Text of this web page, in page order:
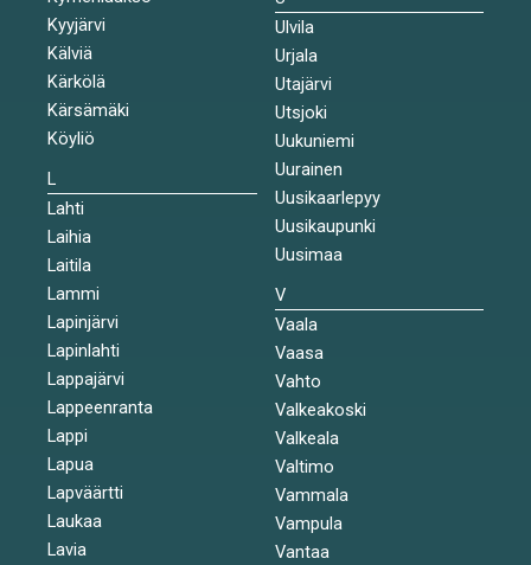
Kyyjärvi
Kälviä
Kärkölä
Kärsämäki
Köyliö
L
Lahti
Laihia
Laitila
Lammi
Lapinjärvi
Lapinlahti
Lappajärvi
Lappeenranta
Lappi
Lapua
Lapväärtti
Laukaa
Lavia
Ulvila
Urjala
Utajärvi
Utsjoki
Uukuniemi
Uurainen
Uusikaarlepyy
Uusikaupunki
Uusimaa
V
Vaala
Vaasa
Vahto
Valkeakoski
Valkeala
Valtimo
Vammala
Vampula
Vantaa